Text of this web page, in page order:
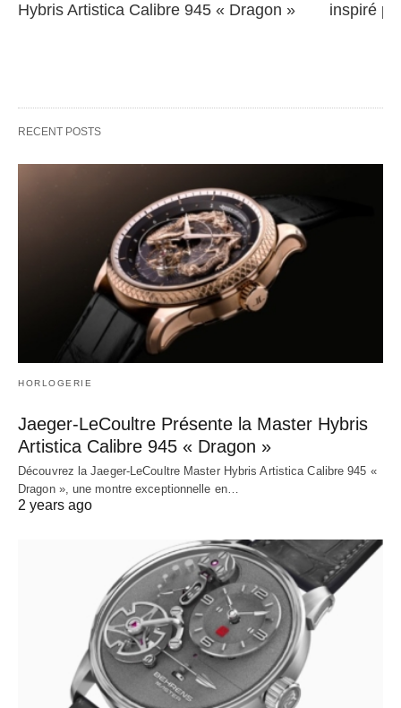
Hybris Artistica Calibre 945 « Dragon »
inspiré
RECENT POSTS
HORLOGERIE
Jaeger-LeCoultre Présente la Master Hybris
Artistica Calibre 945 « Dragon »
Découvrez la Jaeger-LeCoultre Master Hybris Artistica Calibre 945 «
Dragon », une montre exceptionnelle en…
2 years ago